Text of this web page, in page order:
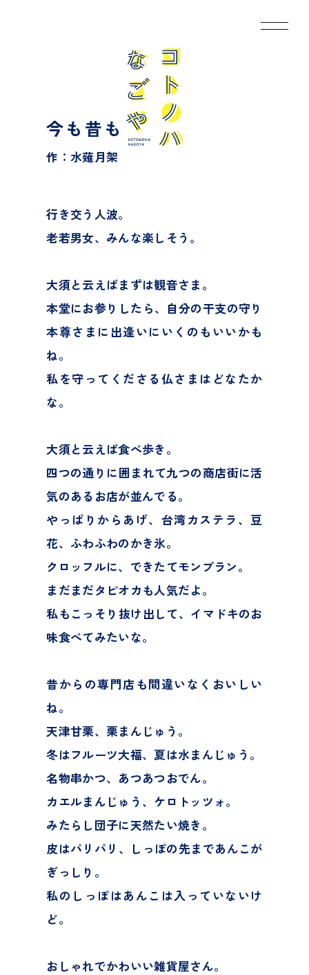
R7入賞作品
R6 入賞作品
過去の開催報告
今も昔も
作：水薙月架
行き交う人波。
老若男女、みんな楽しそう。
大須と云えばまずは観音さま。
本堂にお参りしたら、自分の干支の守り
本尊さまに出逢いにいくのもいいかも
ね。
私を守ってくださる仏さまはどなたか
な。
大須と云えば食べ歩き。
四つの通りに囲まれて九つの商店街に活
気のあるお店が並んでる。
やっぱりからあげ、台湾カステラ、豆
花、ふわふわのかき氷。
クロッフルに、できたてモンブラン。
まだまだタピオカも人気だよ。
私もこっそり抜け出して、イマドキのお
味食べてみたいな。
昔からの専門店も間違いなくおいしい
ね。
天津甘栗、栗まんじゅう。
冬はフルーツ大福、夏は水まんじゅう。
名物串かつ、あつあつおでん。
カエルまんじゅう、ケロトッツォ。
みたらし団子に天然たい焼き。
皮はパリパリ、しっぽの先まであんこが
ぎっしり。
私のしっぽはあんこは入っていないけ
ど。
おしゃれでかわいい雑貨屋さん。